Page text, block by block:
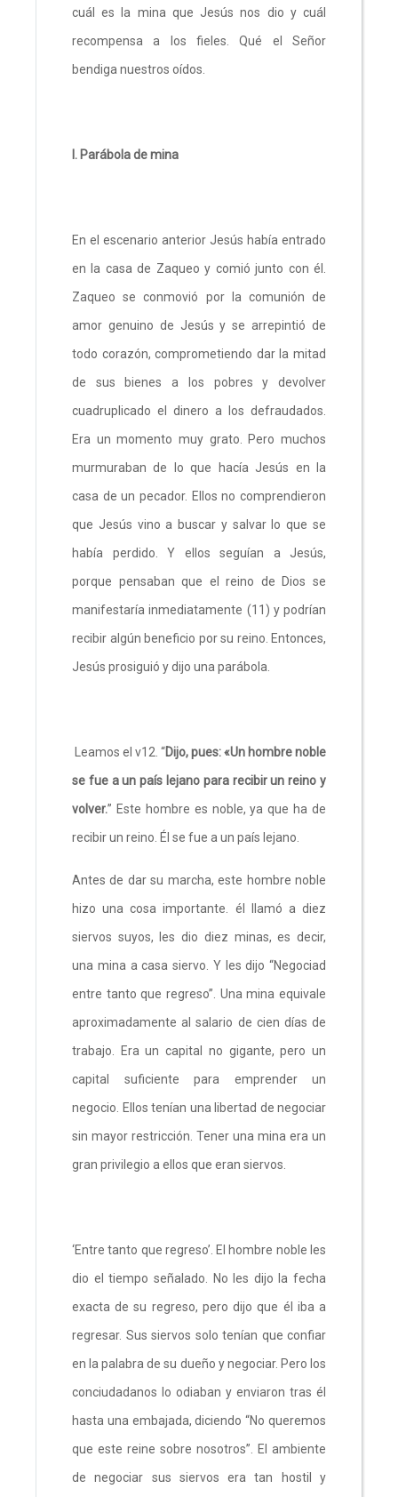
cuál es la mina que Jesús nos dio y cuál
recompensa a los fieles. Qué el Señor
bendiga nuestros oídos.
I. Parábola de mina
En el escenario anterior Jesús había entrado
en la casa de Zaqueo y comió junto con él.
Zaqueo se conmovió por la comunión de
amor genuino de Jesús y se arrepintió de
todo corazón, comprometiendo dar la mitad
de sus bienes a los pobres y devolver
cuadruplicado el dinero a los defraudados.
Era un momento muy grato. Pero muchos
murmuraban de lo que hacía Jesús en la
casa de un pecador. Ellos no comprendieron
que Jesús vino a buscar y salvar lo que se
había perdido. Y ellos seguían a Jesús,
porque pensaban que el reino de Dios se
manifestaría inmediatamente (11) y podrían
recibir algún beneficio por su reino. Entonces,
Jesús prosiguió y dijo una parábola.
Leamos el v12. “Dijo, pues: «Un hombre noble
se fue a un país lejano para recibir un reino y
volver.” Este hombre es noble, ya que ha de
recibir un reino. Él se fue a un país lejano.
Antes de dar su marcha, este hombre noble
hizo una cosa importante. él llamó a diez
siervos suyos, les dio diez minas, es decir,
una mina a casa siervo. Y les dijo “Negociad
entre tanto que regreso”. Una mina equivale
aproximadamente al salario de cien días de
trabajo. Era un capital no gigante, pero un
capital suficiente para emprender un
negocio. Ellos tenían una libertad de negociar
sin mayor restricción. Tener una mina era un
gran privilegio a ellos que eran siervos.
‘Entre tanto que regreso’. El hombre noble les
dio el tiempo señalado. No les dijo la fecha
exacta de su regreso, pero dijo que él iba a
regresar. Sus siervos solo tenían que confiar
en la palabra de su dueño y negociar. Pero los
conciudadanos lo odiaban y enviaron tras él
hasta una embajada, diciendo “No queremos
que este reine sobre nosotros”. El ambiente
de negociar sus siervos era tan hostil y